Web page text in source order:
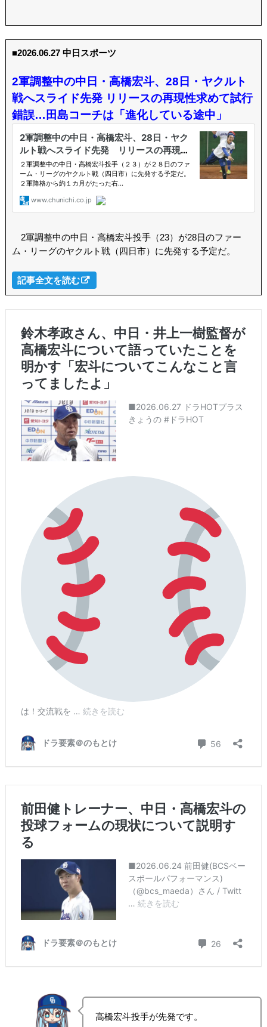
■2026.06.27 中日スポーツ
2軍調整中の中日・高橋宏斗、28日・ヤクルト
戦へスライド先発 リリースの再現性求めて試行
錯誤…田島コーチは「進化している途中」
2軍調整中の中日・高橋宏斗投手（23）が28日のファー
ム・リーグのヤクルト戦（四日市）に先発する予定だ。
記事全文を読む
高橋宏斗投手が先発です。